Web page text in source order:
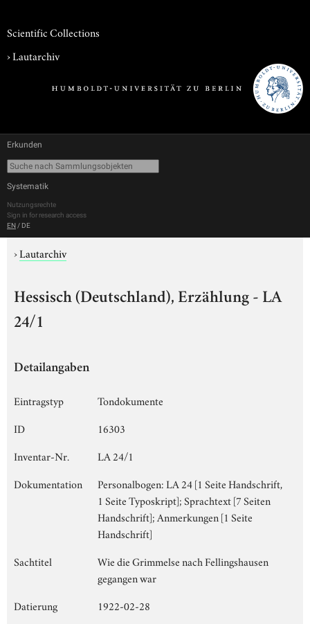
Scientific Collections
›Lautarchiv
Erkunden
Systematik
Nutzungsrechte
Sign in for research access
EN / DE
›Lautarchiv
Hessisch (Deutschland), Erzählung - LA
24/1
Detailangaben
Eintragstyp
Tondokumente
ID
16303
Inventar-Nr.
LA 24/1
Dokumentation
Personalbogen: LA 24 [1 Seite Handschrift,
1 Seite Typoskript]; Sprachtext [7 Seiten
Handschrift]; Anmerkungen [1 Seite
Handschrift]
Sachtitel
Wie die Grimmelse nach Fellingshausen
gegangen war
Datierung
1922-02-28